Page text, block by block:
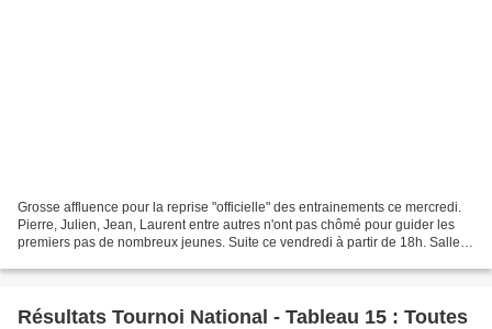
Grosse affluence pour la reprise "officielle" des entrainements ce mercredi.
Pierre, Julien, Jean, Laurent entre autres n'ont pas chômé pour guider les
premiers pas de nombreux jeunes. Suite ce vendredi à partir de 18h. Salle
Résultats Tournoi National - Tableau 15 : Toutes